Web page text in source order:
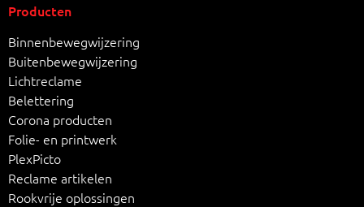
Producten
Binnenbewegwijzering
Buitenbewegwijzering
Lichtreclame
Belettering
Corona producten
Folie- en printwerk
PlexPicto
Reclame artikelen
Rookvrije oplossingen